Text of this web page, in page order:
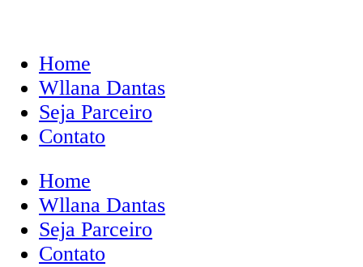
Home
Wllana Dantas
Seja Parceiro
Contato
Home
Wllana Dantas
Seja Parceiro
Contato